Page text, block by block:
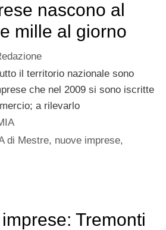
nascono al
mille al giorno
il territorio nazionale sono
che nel 2009 si sono iscritte
a rilevarlo
di Mestre, nuove imprese,
Tremonti